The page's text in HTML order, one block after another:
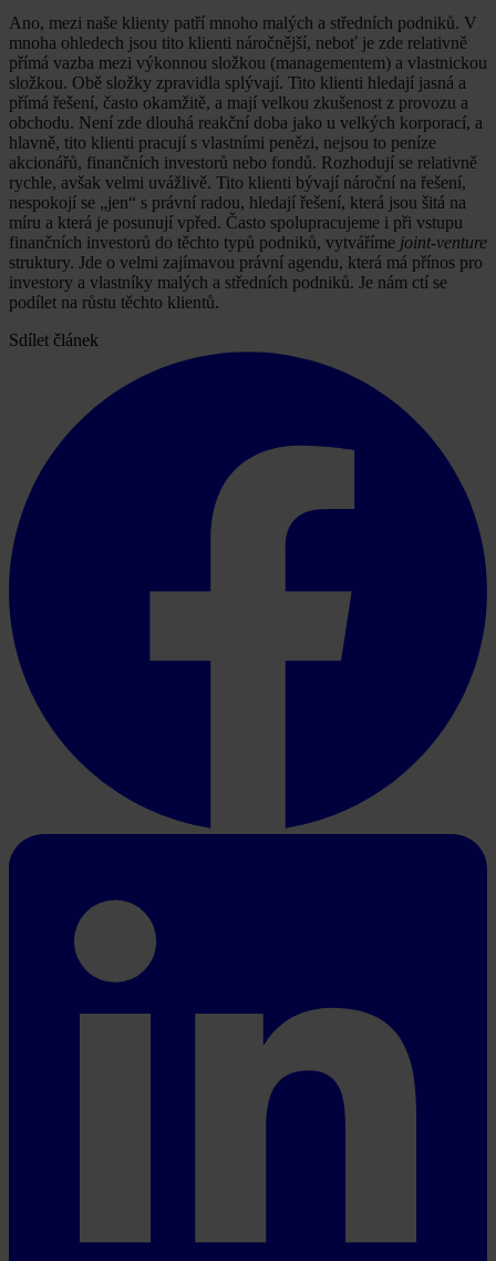
Ano, mezi naše klienty patří mnoho malých a středních podniků. V
mnoha ohledech jsou tito klienti náročnější, neboť je zde relativně
přímá vazba mezi výkonnou složkou (managementem) a vlastnickou
složkou. Obě složky zpravidla splývají. Tito klienti hledají jasná a
přímá řešení, často okamžitě, a mají velkou zkušenost z provozu a
obchodu. Není zde dlouhá reakční doba jako u velkých korporací, a
hlavně, tito klienti pracují s vlastními penězi, nejsou to peníze
akcionářů, finančních investorů nebo fondů. Rozhodují se relativně
rychle, avšak velmi uvážlivě. Tito klienti bývají nároční na řešení,
nespokojí se „jen“ s právní radou, hledají řešení, která jsou šitá na
míru a která je posunují vpřed. Často spolupracujeme i při vstupu
finančních investorů do těchto typů podniků, vytváříme joint-venture
struktury. Jde o velmi zajímavou právní agendu, která má přínos pro
investory a vlastníky malých a středních podniků. Je nám ctí se
podílet na růstu těchto klientů.
Sdílet článek